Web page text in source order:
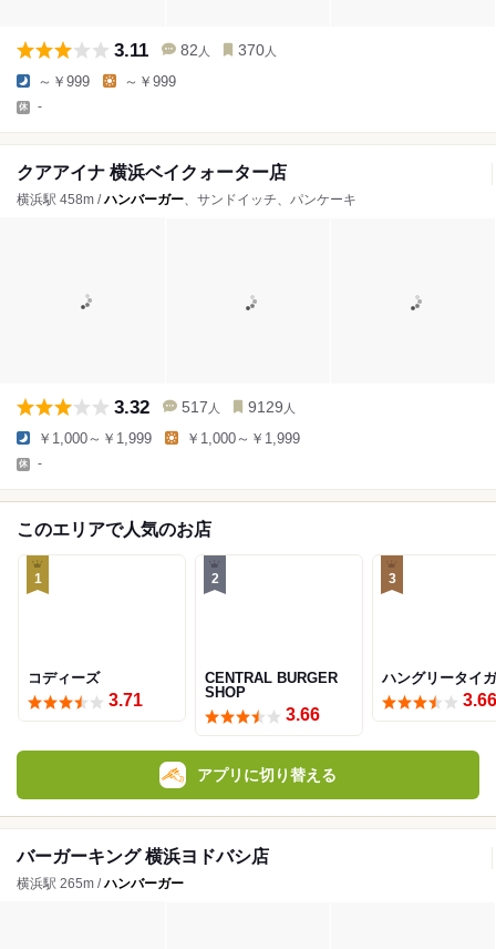
3.11 82 人 370 人
～￥999 ～￥999
-
クアアイナ 横浜ベイクォーター店
横浜駅 458m /ハンバーガー、サンドイッチ、パンケーキ
3.32 517 人 9129 人
￥1,000～￥1,999 ￥1,000～￥1,999
-
このエリアで人気のお店
1
コディーズ
3.71
2
CENTRAL BURGER
SHOP
3.66
3
ハングリータイ
3.66
アプリに切り替える
バーガーキング 横浜ヨドバシ店
横浜駅 265m /ハンバーガー